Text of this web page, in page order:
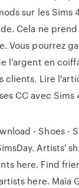
sur les Sims
Cela ne
Vous pourrez
l'argent en
clients. Lire
CC avec Sims
- Shoes -
Artists'
here. Find
here. Maïa